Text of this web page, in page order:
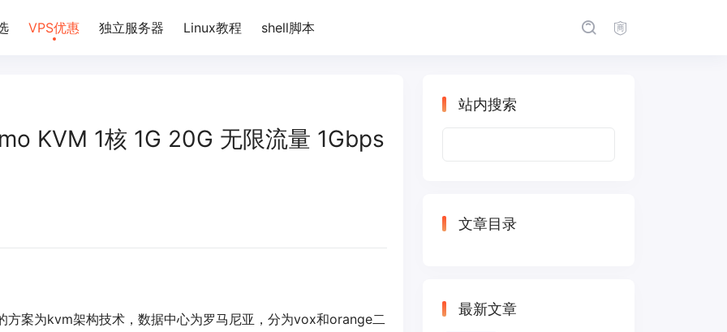
VPS优惠 独立服务器 Linux教程 shell脚本
KVM 1核 1G 20G 无限流量 1Gbps
案为kvm架构技术，数据中心为罗马尼亚，分为vox和orange二
站内搜索
文章目录
最新文章